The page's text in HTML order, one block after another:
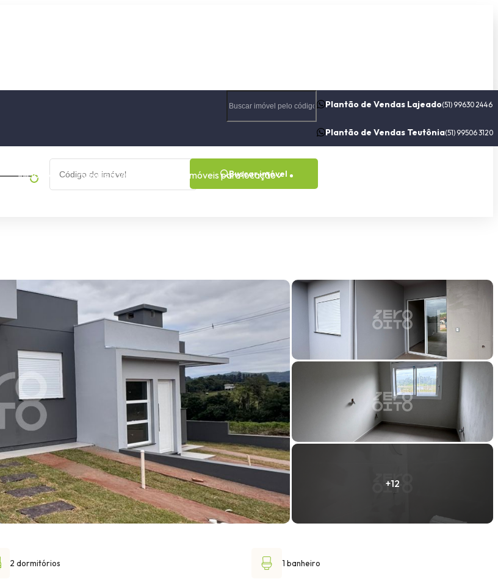
Plantão de Vendas Lajeado(51) 99630 2446
Plantão de Vendas Teutônia(51) 99506 3120
Início Imóveis a Venda Imóveis para locação
Buscar imóvel
2 dormitórios 1 banheiro